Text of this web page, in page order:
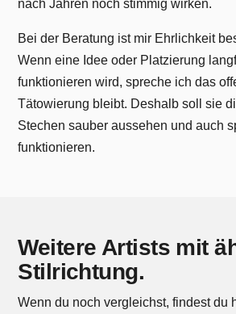
nach Jahren noch stimmig wirken.
Bei der Beratung ist mir Ehrlichkeit
Wenn eine Idee oder Platzierung
funktionieren wird, spreche ich das
Tätowierung bleibt. Deshalb soll sie
Stechen sauber aussehen und auch
funktionieren.
Weitere Artists mit
Stilrichtung.
Wenn du noch vergleichst, findest du